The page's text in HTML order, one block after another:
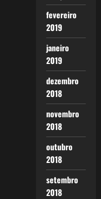
fevereiro
2019
janeiro
2019
dezembro
2018
novembro
2018
outubro
2018
setembro
2018